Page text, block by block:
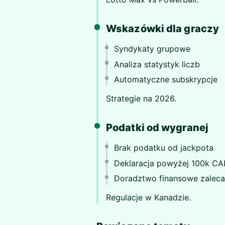
Wskazówki dla graczy
Syndykaty grupowe
Analiza statystyk liczb
Automatyczne subskrypcje
Strategie na 2026.
Podatki od wygranej
Brak podatku od jackpota
Deklaracja powyżej 100k
Doradztwo finansowe
Regulacje w Kanadzie.